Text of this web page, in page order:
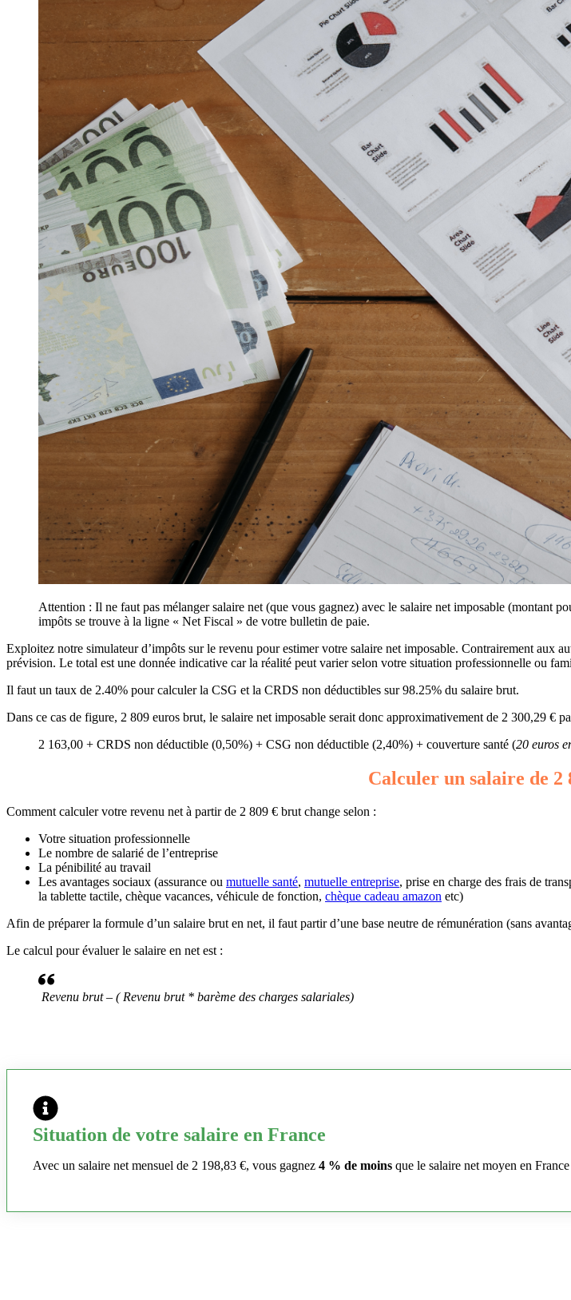
Attention : Il ne faut pas mélanger salaire net (que vous gagnez) avec le salaire net imposable (montant
impôts se trouve à la ligne « Net Fiscal » de votre bulletin de paie.
Exploitez notre simulateur d’impôts sur le revenu pour estimer votre salaire net imposable. Contrairement aux
prévision. Le total est une donnée indicative car la réalité peut varier selon votre situation professionnelle ou
Il faut un taux de 2.40% pour calculer la CSG et la CRDS non déductibles sur 98.25% du salaire brut.
Dans ce cas de figure, 2 809 euros brut, le salaire net imposable serait donc approximativement de 2 300,29 €
2 163,00 + CRDS non déductible (0,50%) + CSG non déductible (2,40%) + couverture santé (20 euros
Calculer un salaire de 2
Comment calculer votre revenu net à partir de 2 809 € brut change selon :
Votre situation professionnelle
Le nombre de salarié de l’entreprise
La pénibilité au travail
Les avantages sociaux (assurance ou mutuelle santé, mutuelle entreprise, prise en charge des frais de
la tablette tactile, chèque vacances, véhicule de fonction, chèque cadeau amazon etc)
Afin de préparer la formule d’un salaire brut en net, il faut partir d’une base neutre de rémunération (sans
Le calcul pour évaluer le salaire en net est :
Revenu brut – ( Revenu brut * barème des charges salariales)
Situation de votre salaire en France
Avec un salaire net mensuel de 2 198,83 €, vous gagnez 4 % de moins que le salaire net moyen en